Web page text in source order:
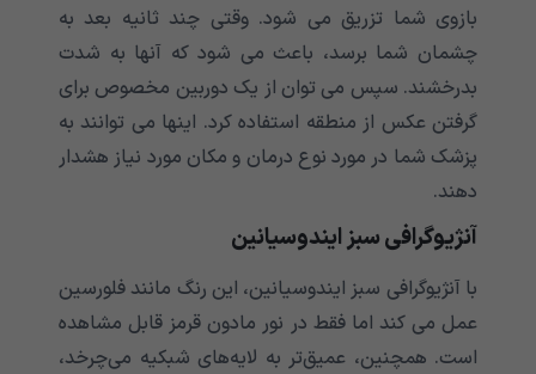
بازوی شما تزریق می شود. وقتی چند ثانیه بعد به
چشمان شما برسد، باعث می شود که آنها به شدت
بدرخشند. سپس می توان از یک دوربین مخصوص برای
گرفتن عکس از منطقه استفاده کرد. اینها می توانند به
پزشک شما در مورد نوع درمان و مکان مورد نیاز هشدار
دهند.
آنژیوگرافی سبز ایندوسیانین
با آنژیوگرافی سبز ایندوسیانین، این رنگ مانند فلورسین
عمل می کند اما فقط در نور مادون قرمز قابل مشاهده
است. همچنین، عمیق‌تر به لایه‌های شبکیه می‌چرخد،